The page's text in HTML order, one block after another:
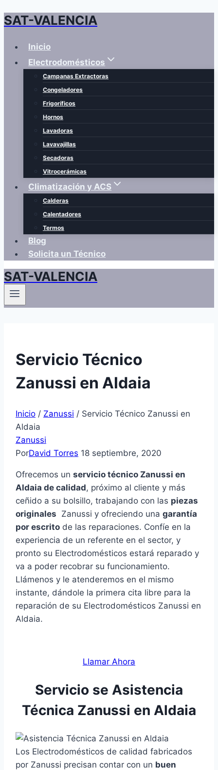
Saltar
contenido
SAT-VALENCIA
Inicio
Electrodomésticos
Campanas Extractoras
Congeladores
Frigoríficos
Hornos
Lavadoras
Lavavajillas
Secadoras
Vitrocerámicas
Climatización y ACS
Calderas
Calentadores
Termos
Blog
Solicita un Técnico
SAT-VALENCIA
Servicio Técnico
Zanussi en Aldaia
Inicio / Zanussi / Servicio Técnico Zanussi en
Aldaia
Zanussi
PorDavid Torres 18 septiembre, 2020
Ofrecemos un servicio técnico Zanussi en
Aldaia de calidad, próximo al cliente y más
ceñido a su bolsillo, trabajando con las piezas
originales Zanussi y ofreciendo una garantía
por escrito de las reparaciones. Confíe en la
experiencia de un referente en el sector, y
pronto su Electrodomésticos estará reparado y
va a poder recobrar su funcionamiento.
Llámenos y le atenderemos en el mismo
instante, dándole la primera cita libre para la
reparación de su Electrodomésticos Zanussi en
Aldaia.
Llamar Ahora
Servicio se Asistencia
Técnica Zanussi en Aldaia
Los Electrodomésticos de calidad fabricados
por Zanussi precisan contar con un buen